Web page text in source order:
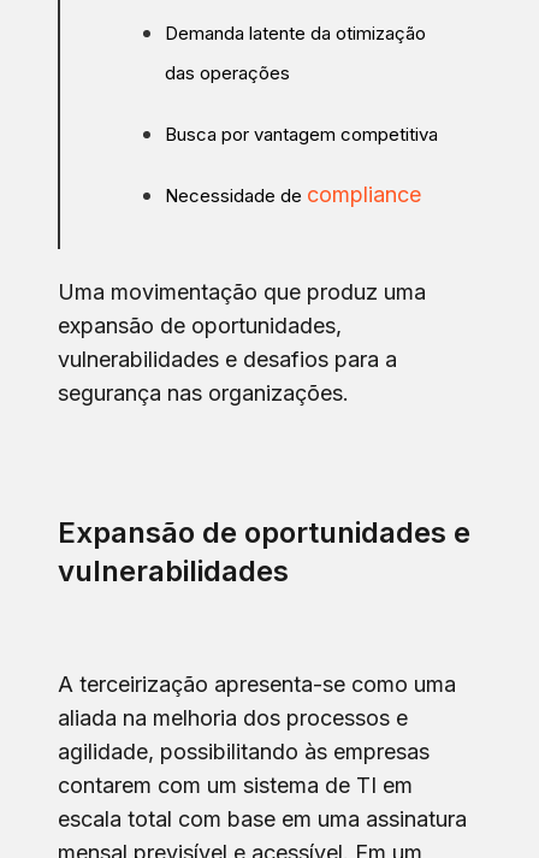
Demanda latente da otimização
das operações
Busca por vantagem competitiva
Necessidade de compliance
Uma movimentação que produz uma
expansão de oportunidades,
vulnerabilidades e desafios para a
segurança nas organizações.
Expansão de oportunidades e
vulnerabilidades
A terceirização apresenta-se como uma
aliada na melhoria dos processos e
agilidade, possibilitando às empresas
contarem com um sistema de TI em
escala total com base em uma assinatura
mensal previsível e acessível. Em um